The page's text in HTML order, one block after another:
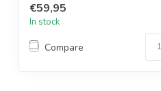
€59,95
In stock
Compare